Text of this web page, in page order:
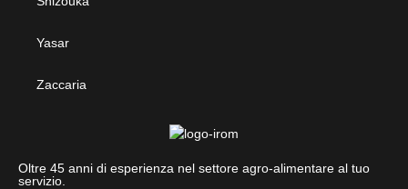
Yasar
Zaccaria
Oltre 45 anni di esperienza nel settore agro-alimentare al tuo
servizio.